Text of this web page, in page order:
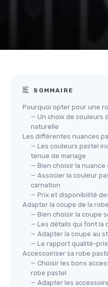
SOMMAIRE
Pourquoi opter pour une
— Un choix de couleurs
naturelle
Les différentes nuances
— Les couleurs pastel
tenue de mariage
— Bien choisir la
— Associer la couleur
carnation
— Prix et disponibilité
Adapter la coupe de la
— Bien choisir la coupe
— Les détails qui font la
— Adapter la coupe au
— Le rapport qualité-prix
Accessoiriser sa robe
— Choisir les bons
robe pastel
— Adapter les